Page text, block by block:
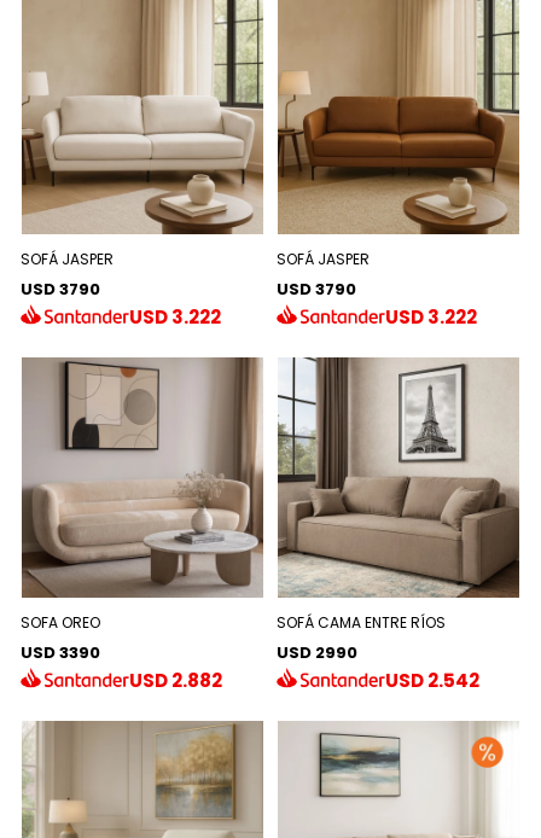
SOFÁ JASPER
USD 3790
USD3.222
SOFÁ JASPER
USD 3790
USD3.222
SOFA OREO
USD 3390
USD2.882
SOFÁ CAMA ENTRE RÍOS
USD 2990
USD2.542